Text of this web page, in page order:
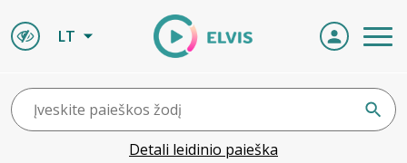
LT
Detali leidinio paieška